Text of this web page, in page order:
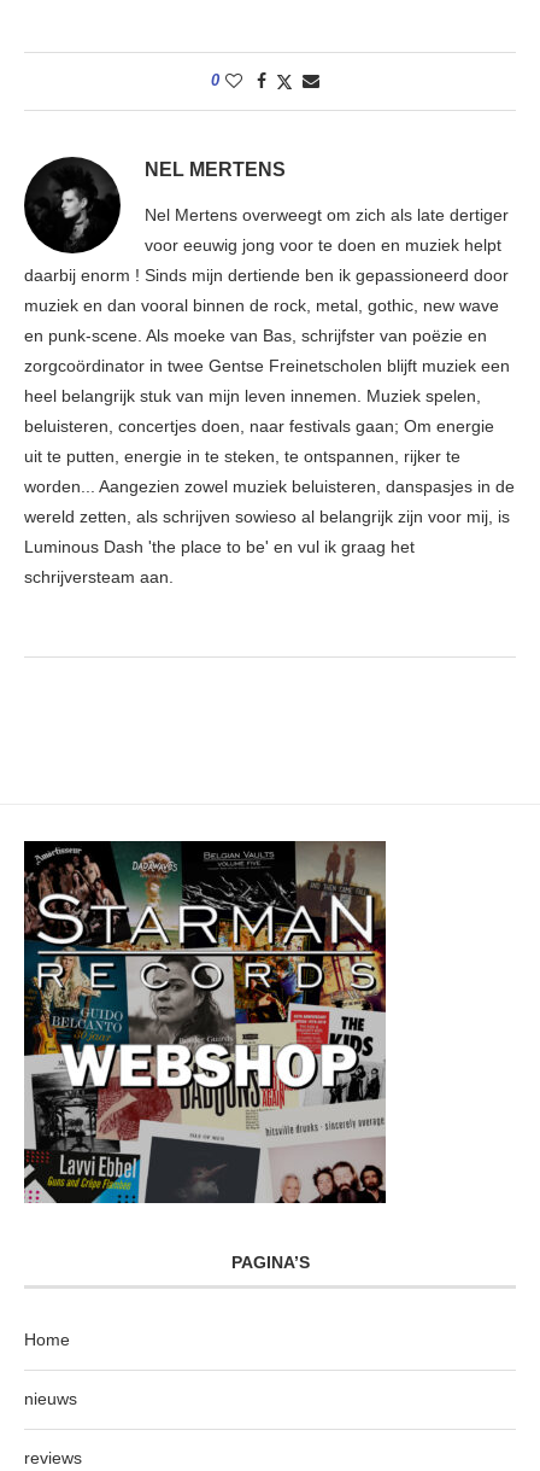
0
NEL MERTENS
Nel Mertens overweegt om zich als late dertiger
voor eeuwig jong voor te doen en muziek helpt
daarbij enorm ! Sinds mijn dertiende ben ik gepassioneerd door
muziek en dan vooral binnen de rock, metal, gothic, new wave
en punk-scene. Als moeke van Bas, schrijfster van poëzie en
zorgcoördinator in twee Gentse Freinetscholen blijft muziek een
heel belangrijk stuk van mijn leven innemen. Muziek spelen,
beluisteren, concertjes doen, naar festivals gaan; Om energie
uit te putten, energie in te steken, te ontspannen, rijker te
worden... Aangezien zowel muziek beluisteren, danspasjes in de
wereld zetten, als schrijven sowieso al belangrijk zijn voor mij, is
Luminous Dash 'the place to be' en vul ik graag het
schrijversteam aan.
PAGINA’S
Home
nieuws
reviews